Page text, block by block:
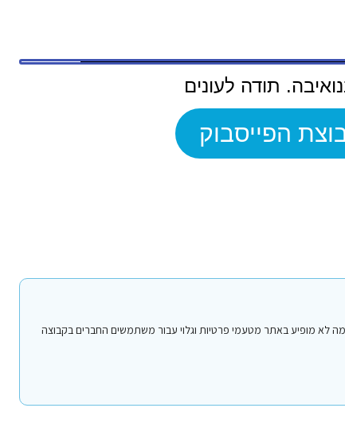
תודה לעונים
הפייסבוק
או חברות קבוצת הפייסבוק "סיני טיפים והמלצות" לפני 7 שנים. שמו או שמה לא מופיע באתר מטעמי פרטיות וגלוי עבור משתמשים החברים בקבוצה